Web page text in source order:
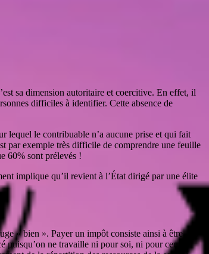
sa dimension autoritaire et coercitive. En effet, il
difficiles à identifier. Cette absence de
lequel le contribuable n’a aucune prise et qui fait
par exemple très difficile de comprendre une feuille
60% sont prélevés !
implique qu’il revient à l’État dirigé par une élite
« bien ». Payer un impôt consiste ainsi à être
puisqu’on ne travaille ni pour soi, ni pour ceux